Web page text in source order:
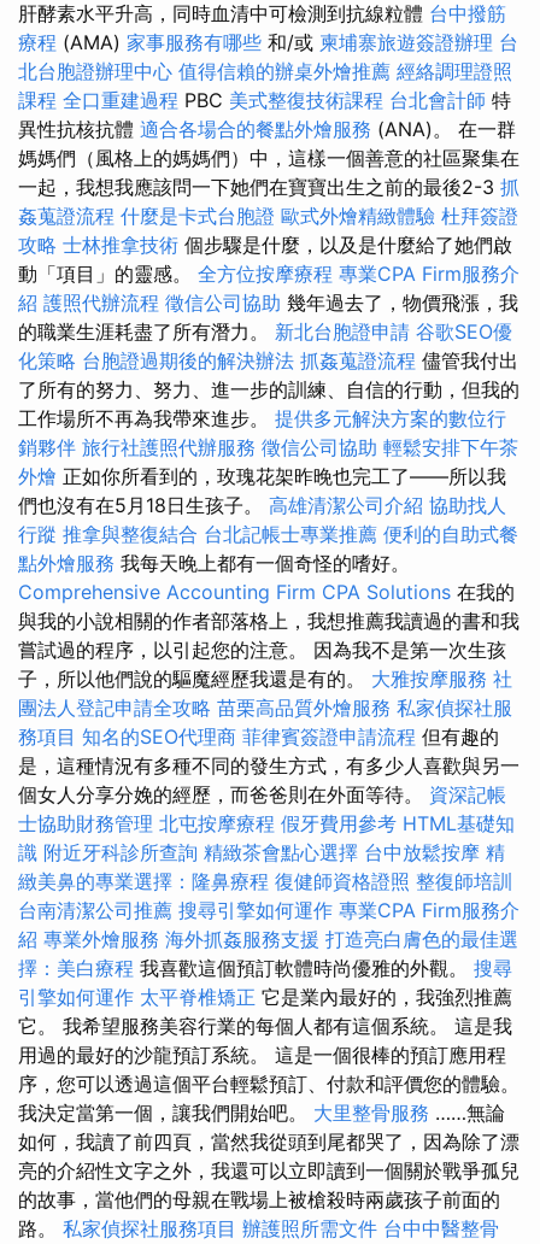
肝酵素水平升高，同時血清中可檢測到抗線粒體 台中撥筋
療程 (AMA) 家事服務有哪些 和/或 柬埔寨旅遊簽證辦理 台
北台胞證辦理中心 值得信賴的辦桌外燴推薦 經絡調理證照
課程 全口重建過程 PBC 美式整復技術課程 台北會計師 特
異性抗核抗體 適合各場合的餐點外燴服務 (ANA)。 在一群
媽媽們（風格上的媽媽們）中，這樣一個善意的社區聚集在
一起，我想我應該問一下她們在寶寶出生之前的最後2-3 抓
姦蒐證流程 什麼是卡式台胞證 歐式外燴精緻體驗 杜拜簽證
攻略 士林推拿技術 個步驟是什麼，以及是什麼給了她們啟
動「項目」的靈感。 全方位按摩療程 專業CPA Firm服務介
紹 護照代辦流程 徵信公司協助 幾年過去了，物價飛漲，我
的職業生涯耗盡了所有潛力。 新北台胞證申請 谷歌SEO優
化策略 台胞證過期後的解決辦法 抓姦蒐證流程 儘管我付出
了所有的努力、努力、進一步的訓練、自信的行動，但我的
工作場所不再為我帶來進步。 提供多元解決方案的數位行
銷夥伴 旅行社護照代辦服務 徵信公司協助 輕鬆安排下午茶
外燴 正如你所看到的，玫瑰花架昨晚也完工了——所以我
們也沒有在5月18日生孩子。 高雄清潔公司介紹 協助找人
行蹤 推拿與整復結合 台北記帳士專業推薦 便利的自助式餐
點外燴服務 我每天晚上都有一個奇怪的嗜好。
Comprehensive Accounting Firm CPA Solutions 在我的
與我的小說相關的作者部落格上，我想推薦我讀過的書和我
嘗試過的程序，以引起您的注意。 因為我不是第一次生孩
子，所以他們說的驅魔經歷我還是有的。 大雅按摩服務 社
團法人登記申請全攻略 苗栗高品質外燴服務 私家偵探社服
務項目 知名的SEO代理商 菲律賓簽證申請流程 但有趣的
是，這種情況有多種不同的發生方式，有多少人喜歡與另一
個女人分享分娩的經歷，而爸爸則在外面等待。 資深記帳
士協助財務管理 北屯按摩療程 假牙費用參考 HTML基礎知
識 附近牙科診所查詢 精緻茶會點心選擇 台中放鬆按摩 精
緻美鼻的專業選擇：隆鼻療程 復健師資格證照 整復師培訓
台南清潔公司推薦 搜尋引擎如何運作 專業CPA Firm服務介
紹 專業外燴服務 海外抓姦服務支援 打造亮白膚色的最佳選
擇：美白療程 我喜歡這個預訂軟體時尚優雅的外觀。 搜尋
引擎如何運作 太平脊椎矯正 它是業內最好的，我強烈推薦
它。 我希望服務美容行業的每個人都有這個系統。 這是我
用過的最好的沙龍預訂系統。 這是一個很棒的預訂應用程
序，您可以透過這個平台輕鬆預訂、付款和評價您的體驗。
我決定當第一個，讓我們開始吧。 大里整骨服務 ……無論
如何，我讀了前四頁，當然我從頭到尾都哭了，因為除了漂
亮的介紹性文字之外，我還可以立即讀到一個關於戰爭孤兒
的故事，當他們的母親在戰場上被槍殺時兩歲孩子前面的
路。 私家偵探社服務項目 辦護照所需文件 台中中醫整骨